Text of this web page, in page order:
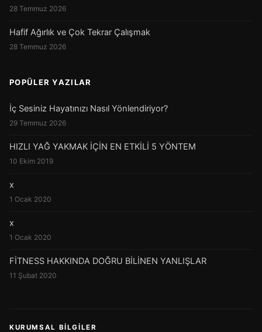
28 Temmuz 2026
Hafif Ağırlık ve Çok Tekrar Çalışmak
28 Temmuz 2026
POPÜLER YAZILAR
İç Sesiniz Hayatınızı Nasıl Yönlendiriyor?
29 Temmuz 2026
HIZLI YAĞ YAKMAK İÇİN EN ETKİLİ 5 YÖNTEM
10 Ekim 2019
x
1 Ocak 2020
x
1 Ocak 2020
FİTNESS HAKKINDA DOĞRU BİLİNEN YANLIŞLAR
11 Şubat 2020
KURUMSAL BILGILER